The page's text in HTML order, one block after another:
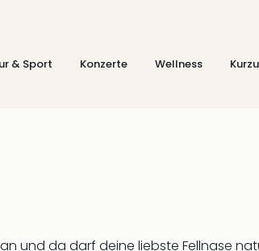
& Sport Konzerte Wellness
und da darf deine liebste Fellnase